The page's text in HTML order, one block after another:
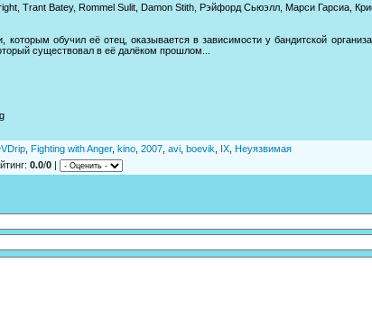
Trant Batey, Rommel Sulit, Damon Stith, Рэйфорд Сьюэлл, Марси Гарсиа,
обучил её отец, оказывается в зависимости у бандитской
существовал в её далёком прошлом...
Fighting with Anger, kino 2007 avi boevik IX Неуязвимая
: 0.0/0 |